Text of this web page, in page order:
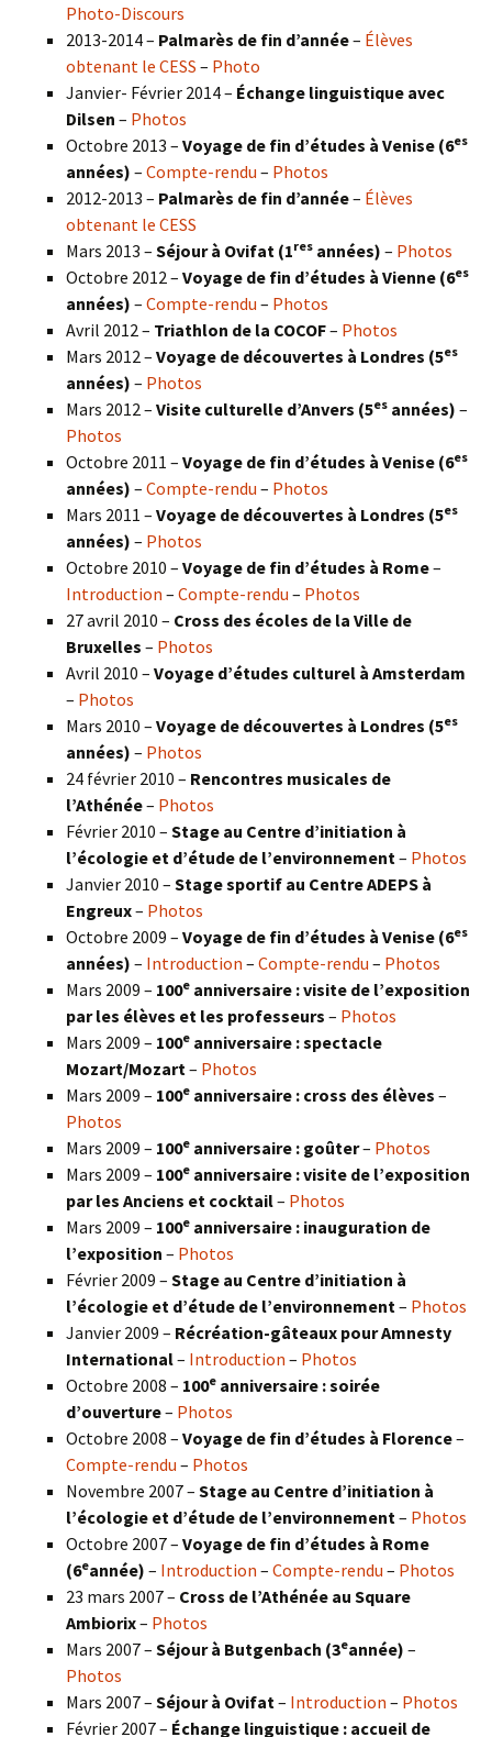
Photo-Discours
2013-2014 – Palmarès de fin d’année– Élèves
obtenant le CESS – Photo
Janvier- Février 2014 – Échange linguistique avec
Dilsen – Photos
Octobre 2013 – Voyage de fin d’études à Venise (6es
années) – Compte-rendu – Photos
2012-2013 – Palmarès de fin d’année– Élèves
obtenant le CESS
Mars 2013 – Séjour à Ovifat (1res années) – Photos
Octobre 2012 – Voyage de fin d’études à Vienne (6es
années) – Compte-rendu – Photos
Avril 2012 – Triathlon de la COCOF– Photos
Mars 2012 – Voyage de découvertes à Londres (5es
années) – Photos
Mars 2012 – Visite culturelle d’Anvers (5es années) –
Photos
Octobre 2011 – Voyage de fin d’études à Venise (6es
années) – Compte-rendu – Photos
Mars 2011 – Voyage de découvertes à Londres (5es
années) – Photos
Octobre 2010 – Voyage de fin d’études à Rome–
Introduction – Compte-rendu – Photos
27 avril 2010 – Cross des écoles de la Ville de
Bruxelles – Photos
Avril 2010 – Voyage d’études culturel à Amsterdam
– Photos
Mars 2010 – Voyage de découvertes à Londres (5es
années) – Photos
24 février 2010 – Rencontres musicales de
l’Athénée– Photos
Février 2010 – Stage au Centre d’initiation à
l’écologie et d’étude de l’environnement– Photos
Janvier 2010 – Stage sportif au Centre ADEPS à
Engreux– Photos
Octobre 2009 – Voyage de fin d’études à Venise (6es
années) – Introduction – Compte-rendu – Photos
Mars 2009 – 100e anniversaire : visite de l’exposition
par les élèves et les professeurs – Photos
Mars 2009 – 100e anniversaire : spectacle
Mozart/Mozart– Photos
Mars 2009 – 100e anniversaire : cross des élèves –
Photos
Mars 2009 – 100e anniversaire : goûter– Photos
Mars 2009 – 100e anniversaire : visite de l’exposition
par les Anciens et cocktail– Photos
Mars 2009 – 100e anniversaire : inauguration de
l’exposition – Photos
Février 2009 – Stage au Centre d’initiation à
l’écologie et d’étude de l’environnement– Photos
Janvier 2009 – Récréation-gâteaux pour Amnesty
International– Introduction – Photos
Octobre 2008 – 100e anniversaire : soirée
d’ouverture– Photos
Octobre 2008 – Voyage de fin d’études à Florence–
Compte-rendu – Photos
Novembre 2007 – Stage au Centre d’initiation à
l’écologie et d’étude de l’environnement– Photos
Octobre 2007 – Voyage de fin d’études à Rome
(6eannée) – Introduction – Compte-rendu – Photos
23 mars 2007 – Cross de l’Athénée au Square
Ambiorix– Photos
Mars 2007 – Séjour à Butgenbach (3eannée) –
Photos
Mars 2007 – Séjour à Ovifat– Introduction – Photos
Février 2007 – Échange linguistique : accueil de